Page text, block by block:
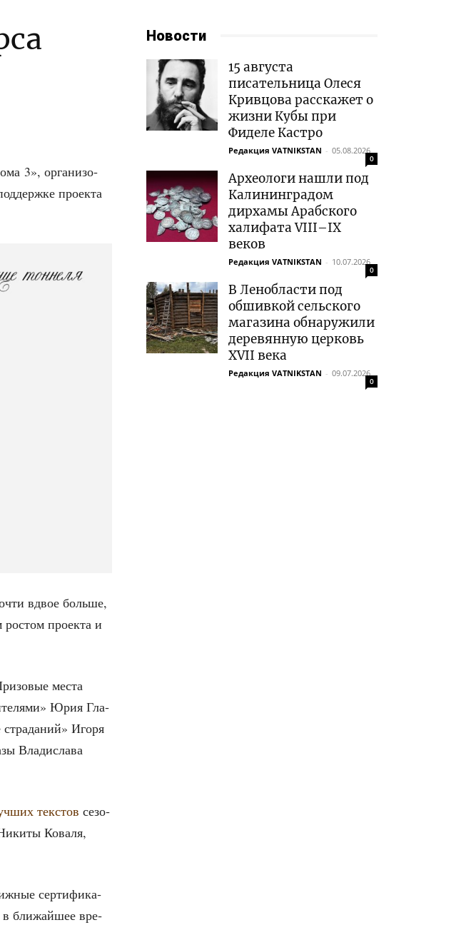
3», орга­ни­зо­
про­ек­та
вдвое боль­ше,
про­ек­та и
места
Юрия Гла­
Иго­ря
Вла­ди­сла­ва
тек­стов сезо­
Кова­ля,
сер­ти­фи­ка­
в бли­жай­шее вре­
Новости
15 августа
писательница Олеся
Кривцова расскажет о
жизни Кубы при
Фиделе Кастро
Редакция VATNIKSTAN - 05.08.2026
0
Археологи нашли под
Калининградом
дирхамы Арабского
халифата VIII–IX
веков
Редакция VATNIKSTAN - 10.07.2026
0
В Ленобласти под
обшивкой сельского
магазина обнаружили
деревянную церковь
XVII века
Редакция VATNIKSTAN - 09.07.2026
0